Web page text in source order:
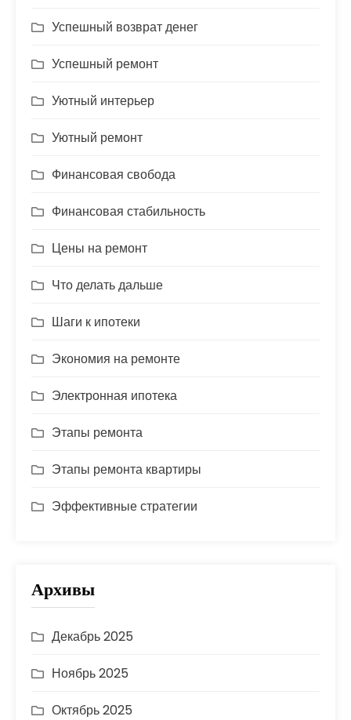
Успешный возврат денег
Успешный ремонт
Уютный интерьер
Уютный ремонт
Финансовая свобода
Финансовая стабильность
Цены на ремонт
Что делать дальше
Шаги к ипотеки
Экономия на ремонте
Электронная ипотека
Этапы ремонта
Этапы ремонта квартиры
Эффективные стратегии
Архивы
Декабрь 2025
Ноябрь 2025
Октябрь 2025